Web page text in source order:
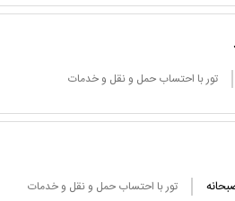
تور با احتساب حمل و نقل و خدمات
تور با احتساب حمل و نقل و خدمات